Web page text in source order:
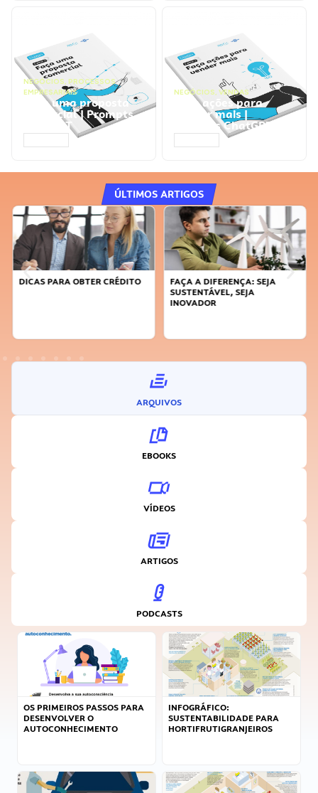
NEGÓCIOS, PROCESSOS
EMPRESARIAIS
Faça uma proposta
comercial | Prompts
ChatGPT
NEGÓCIOS, VENDAS
Faça ações para
vender mais |
Prompts ChatGPT
ÚLTIMOS ARTIGOS
DICAS PARA OBTER CRÉDITO
FAÇA A DIFERENÇA: SEJA
SUSTENTÁVEL, SEJA
INOVADOR
ARQUIVOS
EBOOKS
VÍDEOS
ARTIGOS
PODCASTS
OS PRIMEIROS PASSOS PARA
DESENVOLVER O
AUTOCONHECIMENTO
INFOGRÁFICO:
SUSTENTABILIDADE PARA
HORTIFRUTIGRANJEIROS